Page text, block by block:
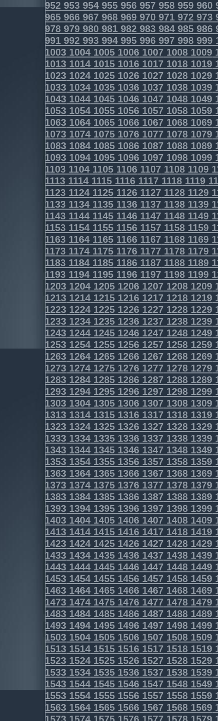
952 953 954 955 956 957 958 959 960
965 966 967 968 969 970 971 972 973
978 979 980 981 982 983 984 985 986
991 992 993 994 995 996 997 998 999
1003 1004 1005 1006 1007 1008 1009
1013 1014 1015 1016 1017 1018 1019
1023 1024 1025 1026 1027 1028 1029
1033 1034 1035 1036 1037 1038 1039
1043 1044 1045 1046 1047 1048 1049
1053 1054 1055 1056 1057 1058 1059
1063 1064 1065 1066 1067 1068 1069
1073 1074 1075 1076 1077 1078 1079
1083 1084 1085 1086 1087 1088 1089
1093 1094 1095 1096 1097 1098 1099
1103 1104 1105 1106 1107 1108 1109
1113 1114 1115 1116 1117 1118 1119
1123 1124 1125 1126 1127 1128 1129
1133 1134 1135 1136 1137 1138 1139
1143 1144 1145 1146 1147 1148 1149
1153 1154 1155 1156 1157 1158 1159
1163 1164 1165 1166 1167 1168 1169
1173 1174 1175 1176 1177 1178 1179
1183 1184 1185 1186 1187 1188 1189
1193 1194 1195 1196 1197 1198 1199
1203 1204 1205 1206 1207 1208 1209
1213 1214 1215 1216 1217 1218 1219
1223 1224 1225 1226 1227 1228 1229
1233 1234 1235 1236 1237 1238 1239
1243 1244 1245 1246 1247 1248 1249
1253 1254 1255 1256 1257 1258 1259
1263 1264 1265 1266 1267 1268 1269
1273 1274 1275 1276 1277 1278 1279
1283 1284 1285 1286 1287 1288 1289
1293 1294 1295 1296 1297 1298 1299
1303 1304 1305 1306 1307 1308 1309
1313 1314 1315 1316 1317 1318 1319
1323 1324 1325 1326 1327 1328 1329
1333 1334 1335 1336 1337 1338 1339
1343 1344 1345 1346 1347 1348 1349
1353 1354 1355 1356 1357 1358 1359
1363 1364 1365 1366 1367 1368 1369
1373 1374 1375 1376 1377 1378 1379
1383 1384 1385 1386 1387 1388 1389
1393 1394 1395 1396 1397 1398 1399
1403 1404 1405 1406 1407 1408 1409
1413 1414 1415 1416 1417 1418 1419
1423 1424 1425 1426 1427 1428 1429
1433 1434 1435 1436 1437 1438 1439
1443 1444 1445 1446 1447 1448 1449
1453 1454 1455 1456 1457 1458 1459
1463 1464 1465 1466 1467 1468 1469
1473 1474 1475 1476 1477 1478 1479
1483 1484 1485 1486 1487 1488 1489
1493 1494 1495 1496 1497 1498 1499
1503 1504 1505 1506 1507 1508 1509
1513 1514 1515 1516 1517 1518 1519
1523 1524 1525 1526 1527 1528 1529
1533 1534 1535 1536 1537 1538 1539
1543 1544 1545 1546 1547 1548 1549
1553 1554 1555 1556 1557 1558 1559
1563 1564 1565 1566 1567 1568 1569